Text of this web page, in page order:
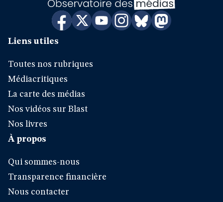
Liens utiles
Toutes nos rubriques
Médiacritiques
La carte des médias
Nos vidéos sur Blast
Nos livres
À propos
Qui sommes-nous
Transparence financière
Nous contacter